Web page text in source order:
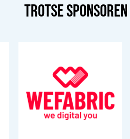
TROTSE SPONSOREN